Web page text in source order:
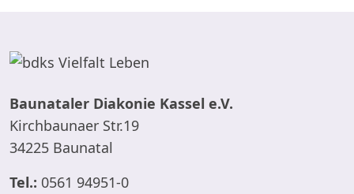
Baunataler Diakonie Kassel e.V.
Kirchbaunaer Str.19
34225 Baunatal
Tel.: 0561 94951-0